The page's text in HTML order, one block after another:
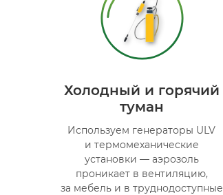
Холодный и горячий
туман
Используем генераторы ULV
и термомеханические
установки — аэрозоль
проникает в вентиляцию,
за мебель и в труднодоступные